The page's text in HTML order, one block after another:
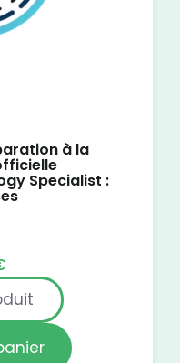
à la
Specialist :